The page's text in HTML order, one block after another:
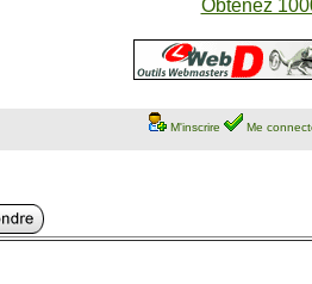
Obtenez
M'inscrire Me